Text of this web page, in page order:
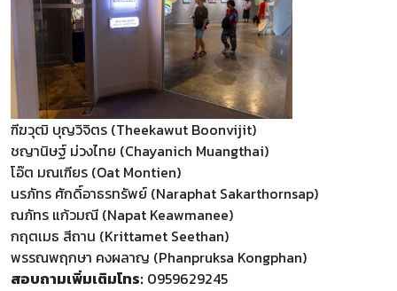
ฑีฆวุฒิ บุญวิจิตร (Theekawut Boonvijit)
ชญานิษฐ์ ม่วงไทย (Chayanich Muangthai)
โอ๊ต มณเฑียร (Oat Montien)
นรภัทร ศักดิ์อาธรทรัพย์ (Naraphat Sakarthornsap)
ณภัทร แก้วมณี (Napat Keawmanee)
กฤตเมธ สีถาน (Krittamet Seethan)
พรรณพฤกษา คงผลาญ (Phanpruksa Kongphan)
สอบถามเพิ่มเติมโทร: 0959629245